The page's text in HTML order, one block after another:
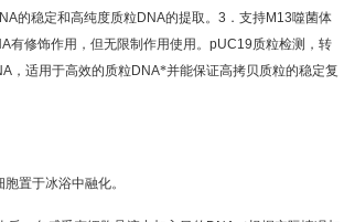
的稳定和高纯度质粒DNA的提取。 3 ．支持M13噬菌体
有修饰作用，但无限制作用使用。 pUC19质粒检测，转
，适用于高效的质粒DNA*并能保证高拷贝质粒的稳定复
置于冰浴中融化。